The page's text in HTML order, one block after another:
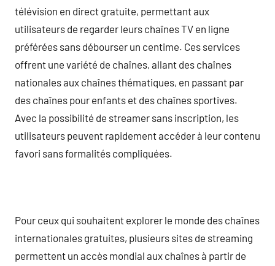
télévision en direct gratuite, permettant aux
utilisateurs de regarder leurs chaînes TV en ligne
préférées sans débourser un centime. Ces services
offrent une variété de chaînes, allant des chaînes
nationales aux chaînes thématiques, en passant par
des chaînes pour enfants et des chaînes sportives.
Avec la possibilité de streamer sans inscription, les
utilisateurs peuvent rapidement accéder à leur contenu
favori sans formalités compliquées.
Pour ceux qui souhaitent explorer le monde des chaînes
internationales gratuites, plusieurs sites de streaming
permettent un accès mondial aux chaînes à partir de